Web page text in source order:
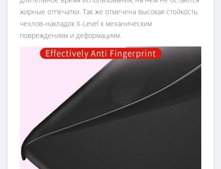
жирные отпечатки. Так же отмечена высокая стойкость
чехлов-накладок X-Level к механическим
повреждениям и деформациям.